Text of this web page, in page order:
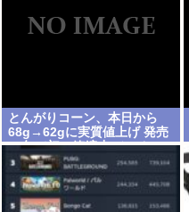
とんがりコーン、本日から
68g→62gに実質値上げ 発売
48年で初の箱縮小 メーカー
「CO2も1067トン削減でき
ます笑」